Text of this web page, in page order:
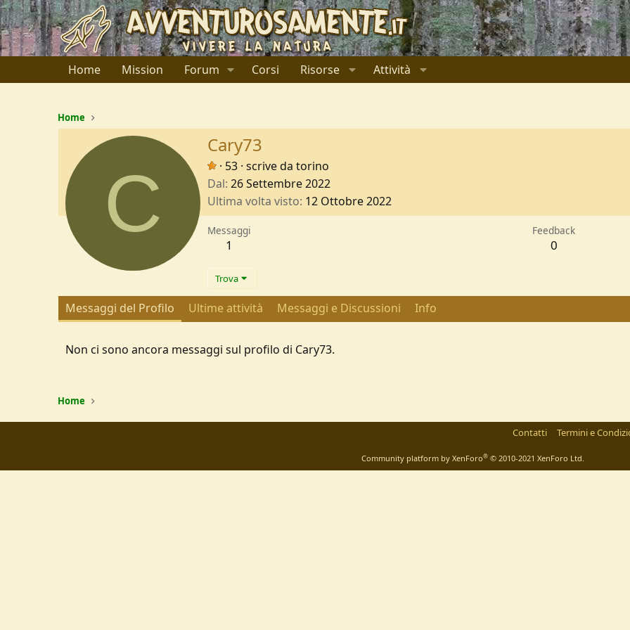
Home Mission Forum Corsi Risorse Attività
Home
C
Cary73
· 53 · scrive da torino
Dal 26 Settembre 2022
Ultima volta visto 12 Ottobre 2022
Messaggi
1
Feedback
0
Trova
Messaggi del Profilo Ultime attività Messaggi e Discussioni Info
Non ci sono ancora messaggi sul profilo di Cary73.
Home
Contatti Termini e
Community platform by XenForo® © 2010-2021 XenForo Ltd.